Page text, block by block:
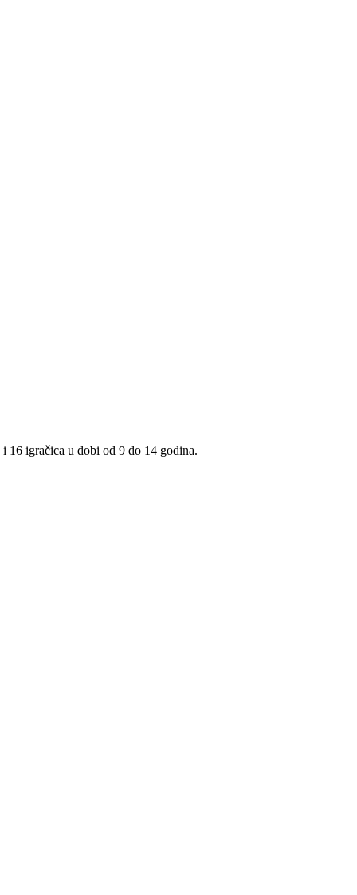
16 igračica u dobi od 9 do 14 godina.